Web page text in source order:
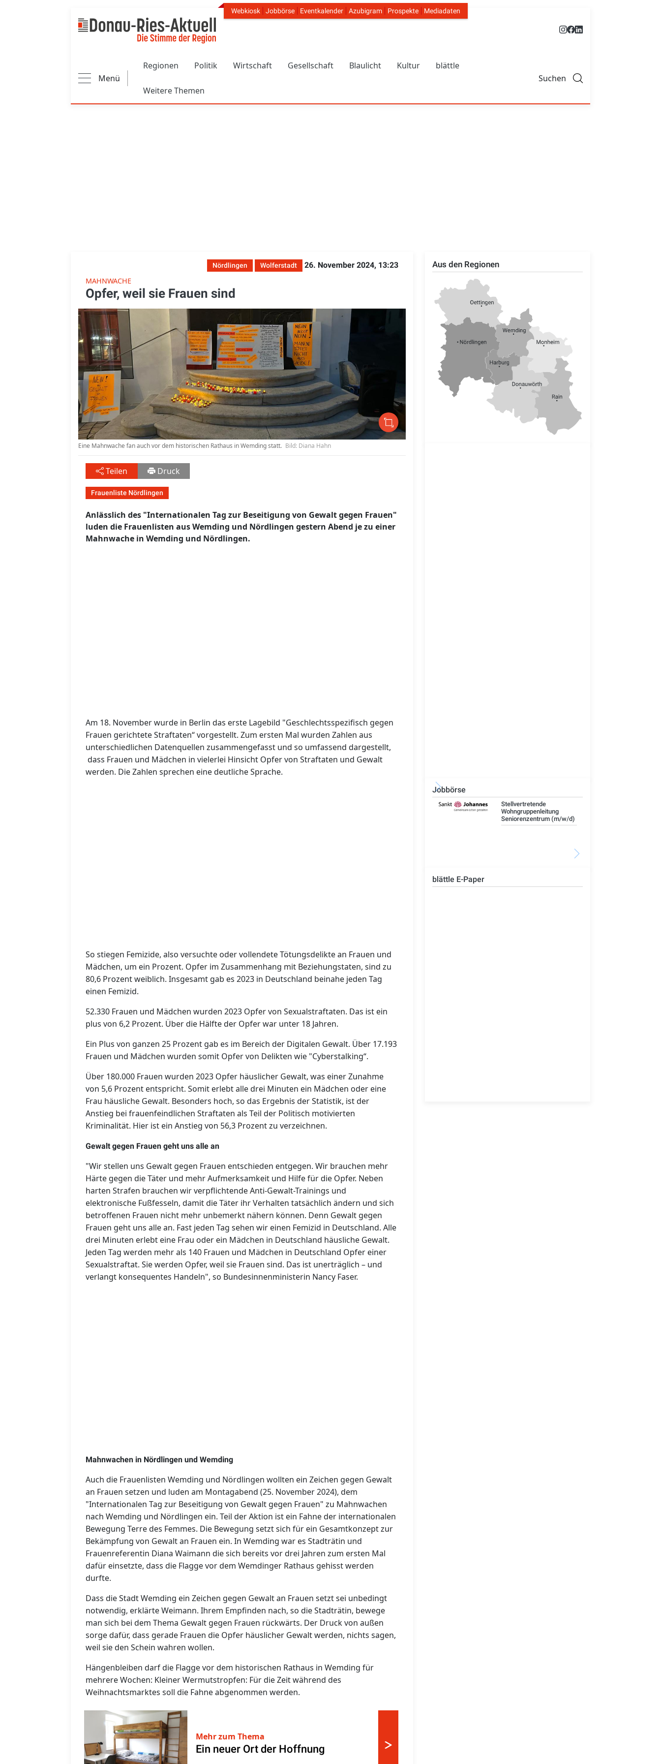
Header Navigation
Webkiosk Jobbörse Eventkalender Azubigram Prospekte Mediadaten
Menü
Regionen Politik Wirtschaft Gesellschaft Blaulicht Kultur blättle
Weitere Themen
Suchen
Nördlingen Wolferstadt
26. November 2024, 13:23
MAHNWACHE
Opfer, weil sie Frauen sind
Eine Mahnwache fan auch vor dem historischen Rathaus in Wemding statt. Bild: Diana Hahn
Teilen Druck
Frauenliste Nördlingen
Anlässlich des "Internationalen Tag zur Beseitigung von Gewalt gegen Frauen"
luden die Frauenlisten aus Wemding und Nördlingen gestern Abend je zu einer
Mahnwache in Wemding und Nördlingen.
Am 18. November wurde in Berlin das erste Lagebild "Geschlechtsspezifisch gegen
Frauen gerichtete Straftaten“ vorgestellt. Zum ersten Mal wurden Zahlen aus
unterschiedlichen Datenquellen zusammengefasst und so umfassend dargestellt,
dass Frauen und Mädchen in vielerlei Hinsicht Opfer von Straftaten und Gewalt
werden. Die Zahlen sprechen eine deutliche Sprache.
So stiegen Femizide, also versuchte oder vollendete Tötungsdelikte an Frauen und
Mädchen, um ein Prozent. Opfer im Zusammenhang mit Beziehungstaten, sind zu
80,6 Prozent weiblich. Insgesamt gab es 2023 in Deutschland beinahe jeden Tag
einen Femizid.
52.330 Frauen und Mädchen wurden 2023 Opfer von Sexualstraftaten. Das ist ein
plus von 6,2 Prozent. Über die Hälfte der Opfer war unter 18 Jahren.
Ein Plus von ganzen 25 Prozent gab es im Bereich der Digitalen Gewalt. Über 17.193
Frauen und Mädchen wurden somit Opfer von Delikten wie "Cyberstalking“.
Über 180.000 Frauen wurden 2023 Opfer häuslicher Gewalt, was einer Zunahme
von 5,6 Prozent entspricht. Somit erlebt alle drei Minuten ein Mädchen oder eine
Frau häusliche Gewalt. Besonders hoch, so das Ergebnis der Statistik, ist der
Anstieg bei frauenfeindlichen Straftaten als Teil der Politisch motivierten
Kriminalität. Hier ist ein Anstieg von 56,3 Prozent zu verzeichnen.
Gewalt gegen Frauen geht uns alle an
"Wir stellen uns Gewalt gegen Frauen entschieden entgegen. Wir brauchen mehr
Härte gegen die Täter und mehr Aufmerksamkeit und Hilfe für die Opfer. Neben
harten Strafen brauchen wir verpflichtende Anti-Gewalt-Trainings und
elektronische Fußfesseln, damit die Täter ihr Verhalten tatsächlich ändern und sich
betroffenen Frauen nicht mehr unbemerkt nähern können. Denn Gewalt gegen
Frauen geht uns alle an. Fast jeden Tag sehen wir einen Femizid in Deutschland. Alle
drei Minuten erlebt eine Frau oder ein Mädchen in Deutschland häusliche Gewalt.
Jeden Tag werden mehr als 140 Frauen und Mädchen in Deutschland Opfer einer
Sexualstraftat. Sie werden Opfer, weil sie Frauen sind. Das ist unerträglich – und
verlangt konsequentes Handeln", so Bundesinnenministerin Nancy Faser.
Mahnwachen in Nördlingen und Wemding
Auch die Frauenlisten Wemding und Nördlingen wollten ein Zeichen gegen Gewalt
an Frauen setzen und luden am Montagabend (25. November 2024), dem
"Internationalen Tag zur Beseitigung von Gewalt gegen Frauen" zu Mahnwachen
nach Wemding und Nördlingen ein. Teil der Aktion ist ein Fahne der internationalen
Bewegung Terre des Femmes. Die Bewegung setzt sich für ein Gesamtkonzept zur
Bekämpfung von Gewalt an Frauen ein. In Wemding war es Stadträtin und
Frauenreferentin Diana Waimann die sich bereits vor drei Jahren zum ersten Mal
dafür einsetzte, dass die Flagge vor dem Wemdinger Rathaus gehisst werden
durfte.
Dass die Stadt Wemding ein Zeichen gegen Gewalt an Frauen setzt sei unbedingt
notwendig, erklärte Weimann. Ihrem Empfinden nach, so die Stadträtin, bewege
man sich bei dem Thema Gewalt gegen Frauen rückwärts. Der Druck von außen
sorge dafür, dass gerade Frauen die Opfer häuslicher Gewalt werden, nichts sagen,
weil sie den Schein wahren wollen.
Hängenbleiben darf die Flagge vor dem historischen Rathaus in Wemding für
mehrere Wochen: Kleiner Wermutstropfen: Für die Zeit während des
Weihnachtsmarktes soll die Fahne abgenommen werden.
Mehr zum Thema
Ein neuer Ort der Hoffnung
Aus den Regionen
Jobbörse
Stellvertretende
Wohngruppenleitung
Seniorenzentrum (m/w/d)
blättle E-Paper